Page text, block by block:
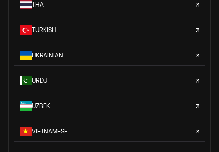
THAI
TURKISH
UKRAINIAN
URDU
UZBEK
VIETNAMESE